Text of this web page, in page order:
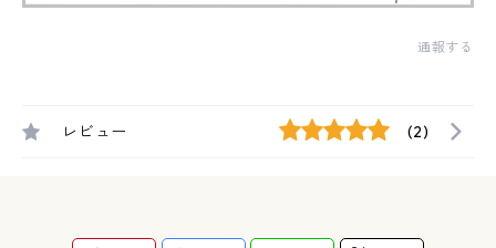
通報する
レビュー (2)